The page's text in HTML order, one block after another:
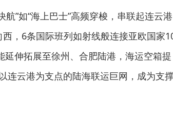
”如“海上巴士”高频穿梭，串联起连云港
，6条国际班列如射线般连接亚欧国家
延伸拓展至徐州、合肥陆港，海运空箱提
云港为支点的陆海联运巨网，成为支撑